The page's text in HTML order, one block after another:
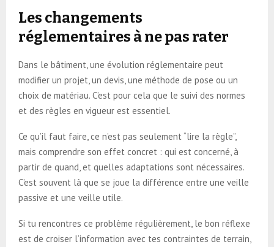
Les changements
réglementaires à ne pas rater
Dans le bâtiment, une évolution réglementaire peut
modifier un projet, un devis, une méthode de pose ou un
choix de matériau. C’est pour cela que le suivi des normes
et des règles en vigueur est essentiel.
Ce qu’il faut faire, ce n’est pas seulement “lire la règle”,
mais comprendre son effet concret : qui est concerné, à
partir de quand, et quelles adaptations sont nécessaires.
C’est souvent là que se joue la différence entre une veille
passive et une veille utile.
Si tu rencontres ce problème régulièrement, le bon réflexe
est de croiser l’information avec tes contraintes de terrain,